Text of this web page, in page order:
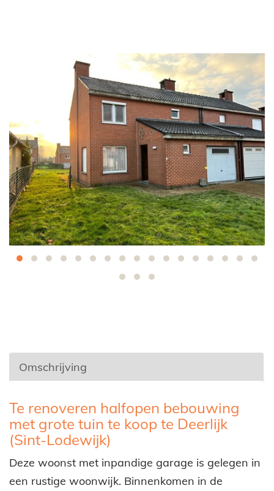
Omschrijving
Omschrijving
Te renoveren halfopen bebouwing
met grote tuin te koop te Deerlijk
(Sint-Lodewijk)
Deze woonst met inpandige garage is gelegen in
een rustige woonwijk. Binnenkomen in de